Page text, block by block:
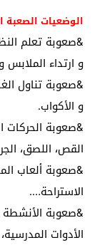
الوضعيات
&صعوبة تعلم
و ارتداء الملابس
&صعوبة تناول
و الأكواب.
&صعوبة الحركات
القص، اللصق،
&صعوبة ألعاب
الاستراحة….
&صعوبة
الأدوات